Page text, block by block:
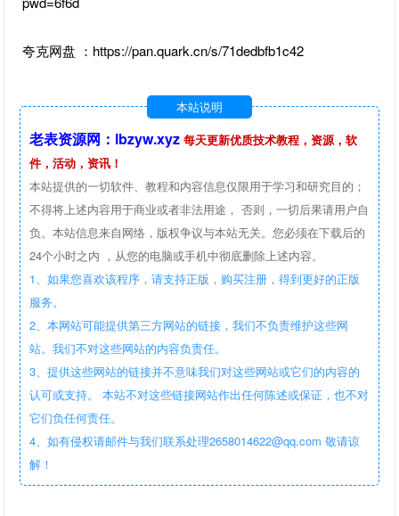
夸克网盘 ：https://pan.quark.cn/s/71dedbfb1c42
本站说明
老表资源网：lbzyw.xyz 每天更新优质技术教程，资源，软
件，活动，资讯！
本站提供的一切软件、教程和内容信息仅限用于学习和研究目的；
不得将上述内容用于商业或者非法用途， 否则，一切后果请用户自
负。本站信息来自网络，版权争议与本站无关。您必须在下载后的
24个小时之内 ，从您的电脑或手机中彻底删除上述内容。
1、如果您喜欢该程序，请支持正版，购买注册，得到更好的正版
服务。
2、本网站可能提供第三方网站的链接，我们不负责维护这些网
站。我们不对这些网站的内容负责任。
3、提供这些网站的链接并不意味我们对这些网站或它们的内容的
认可或支持。 本站不对这些链接网站作出任何陈述或保证，也不对
它们负任何责任。
4、如有侵权请邮件与我们联系处理2658014622@qq.com 敬请谅
解！